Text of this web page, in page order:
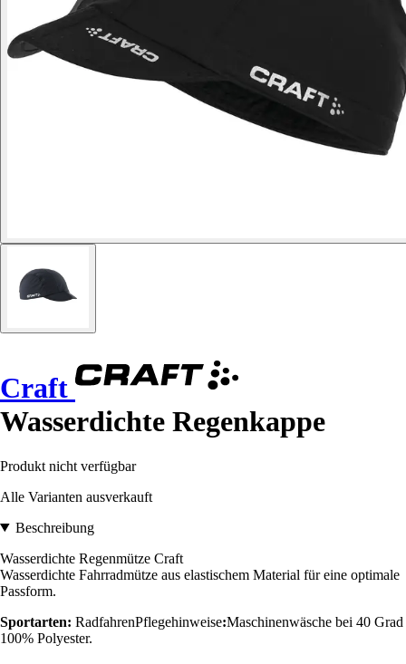
Craft
Wasserdichte Regenkappe
Produkt nicht verfügbar
Alle Varianten ausverkauft
Beschreibung
Wasserdichte Regenmütze Craft
Wasserdichte Fahrradmütze aus elastischem Material für eine optimale
Passform.
Sportarten: RadfahrenPflegehinweise:Maschinenwäsche bei 40 Grad
100% Polyester.